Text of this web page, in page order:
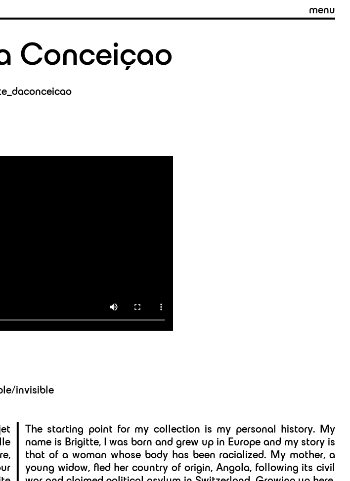
menu
Conceiçao
invisible
The starting point for my collection is my personal history. My
name is Brigitte, I was born and grew up in Europe and my story is
that of a woman whose body has been racialized. My mother, a
young widow, fled her country of origin, Angola, following its civil